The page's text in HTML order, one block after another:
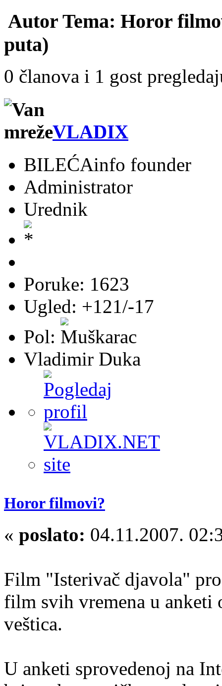
Autor Tema: Horor
puta)
0 članova i 1 gost
VLADIX
BILEĆAinfo founder
Administrator
Urednik
Poruke: 1623
Ugled: +121/-17
Pol:
Vladimir Duka
Horor filmovi?
« poslato: 04.11.2007.
Film "Isterivač djavola"
film svih vremena u anketi
veštica.
U anketi sprovedenoj na